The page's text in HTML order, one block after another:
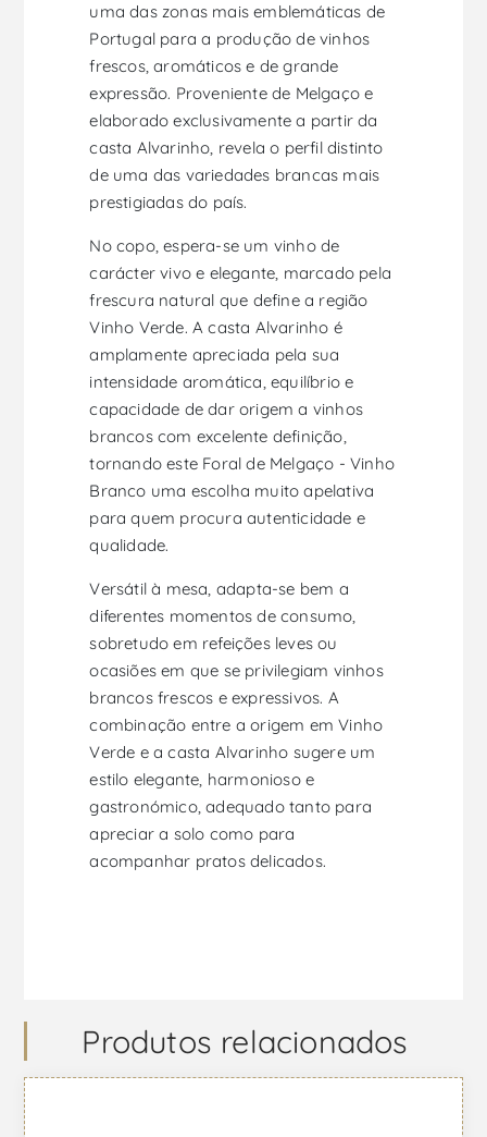
uma das zonas mais emblemáticas de
Portugal para a produção de vinhos
frescos, aromáticos e de grande
expressão. Proveniente de Melgaço e
elaborado exclusivamente a partir da
casta Alvarinho, revela o perfil distinto
de uma das variedades brancas mais
prestigiadas do país.
No copo, espera-se um vinho de
carácter vivo e elegante, marcado pela
frescura natural que define a região
Vinho Verde. A casta Alvarinho é
amplamente apreciada pela sua
intensidade aromática, equilíbrio e
capacidade de dar origem a vinhos
brancos com excelente definição,
tornando este Foral de Melgaço - Vinho
Branco uma escolha muito apelativa
para quem procura autenticidade e
qualidade.
Versátil à mesa, adapta-se bem a
diferentes momentos de consumo,
sobretudo em refeições leves ou
ocasiões em que se privilegiam vinhos
brancos frescos e expressivos. A
combinação entre a origem em Vinho
Verde e a casta Alvarinho sugere um
estilo elegante, harmonioso e
gastronómico, adequado tanto para
apreciar a solo como para
acompanhar pratos delicados.
Produtos relacionados